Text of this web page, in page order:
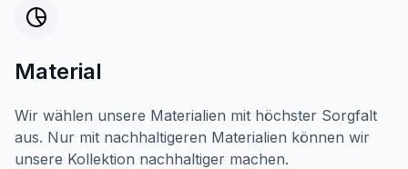
Material
Wir wählen unsere Materialien mit höchster Sorgfalt
aus. Nur mit nachhaltigeren Materialien können wir
unsere Kollektion nachhaltiger machen.